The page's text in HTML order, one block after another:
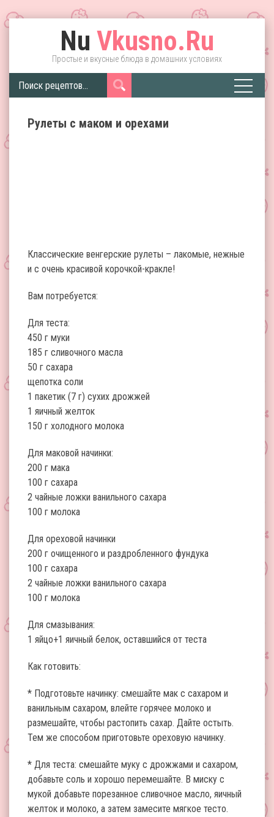
Nu Vkusno.Ru
Простые и вкусные блюда в домашних условиях
Рулеты с маком и орехами
Классические венгерские рулеты – лакомые, нежные
и с очень красивой корочкой-кракле!
Вам потребуется:
Для теста:
450 г муки
185 г сливочного масла
50 г сахара
щепотка соли
1 пакетик (7 г) сухих дрожжей
1 яичный желток
150 г холодного молока
Для маковой начинки:
200 г мака
100 г сахара
2 чайные ложки ванильного сахара
100 г молока
Для ореховой начинки
200 г очищенного и раздробленного фундука
100 г сахара
2 чайные ложки ванильного сахара
100 г молока
Для смазывания:
1 яйцо+1 яичный белок, оставшийся от теста
Как готовить:
* Подготовьте начинку: смешайте мак с сахаром и
ванильным сахаром, влейте горячее молоко и
размешайте, чтобы растопить сахар. Дайте остыть.
Тем же способом приготовьте ореховую начинку.
* Для теста: смешайте муку с дрожжами и сахаром,
добавьте соль и хорошо перемешайте. В миску с
мукой добавьте порезанное сливочное масло, яичный
желток и молоко, а затем замесите мягкое тесто.